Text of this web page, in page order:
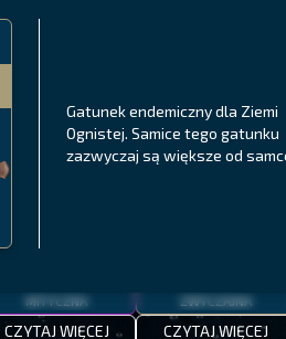
Gatunek endemiczny dla Ziemi
Ognistej. Samice tego gatunku
zazwyczaj są większe od
PÓŁNOCNE FIORDY
LING
MITYCZNA
CZYTAJ WIĘCEJ
WYSPY GALAPAGOS
BODIAN
MEKSYKAŃSKI
ZWYCZAJNA
CZYTAJ WIĘCEJ